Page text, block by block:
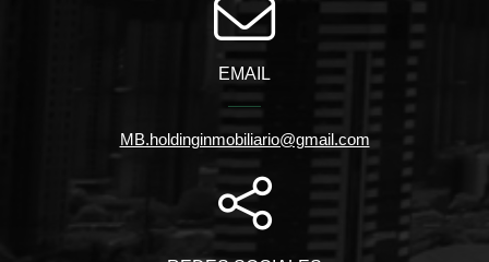
EMAIL
MB.holdinginmobiliario@gmail.com